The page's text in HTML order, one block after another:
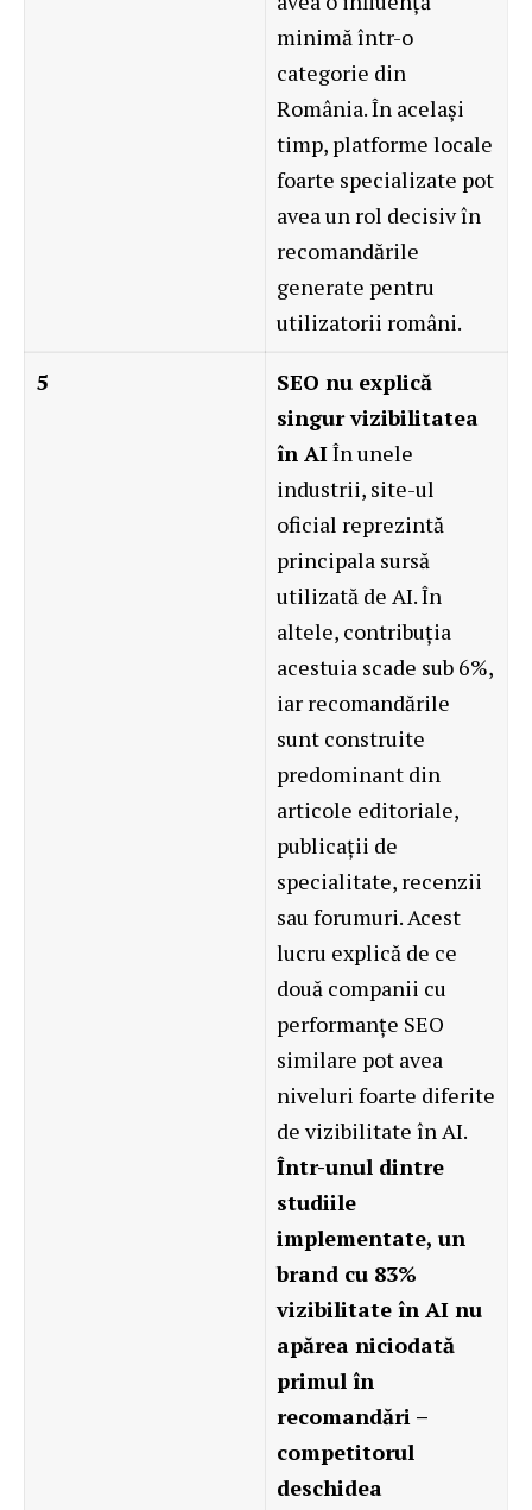
minimă într-o
categorie din
România. În același
timp, platforme locale
foarte specializate pot
avea un rol decisiv în
recomandările
generate pentru
utilizatorii români.
5
SEO nu explică
singur vizibilitatea
în AIÎn unele
industrii, site-ul
oficial reprezintă
principala sursă
utilizată de AI. În
altele, contribuția
acestuia scade sub 6%,
iar recomandările
sunt construite
predominant din
articole editoriale,
publicații de
specialitate, recenzii
sau forumuri. Acest
lucru explică de ce
două companii cu
performanțe SEO
similare pot avea
niveluri foarte diferite
de vizibilitate în AI.
Într-unul dintre
studiile
implementate, un
brand cu 83%
vizibilitate în AI nu
apărea niciodată
primul în
recomandări –
competitorul
deschidea